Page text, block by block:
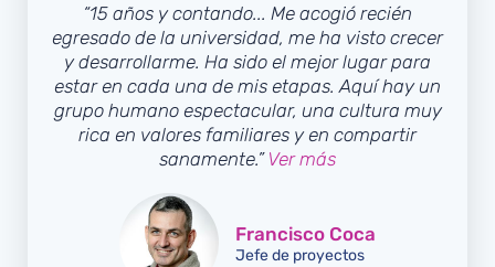
“15 años y contando... Me acogió recién
egresado de la universidad, me ha visto crecer
y desarrollarme. Ha sido el mejor lugar para
estar en cada una de mis etapas. Aquí hay un
grupo humano espectacular, una cultura muy
rica en valores familiares y en compartir
sanamente.” Ver más
Francisco Coca
Jefe de proyectos